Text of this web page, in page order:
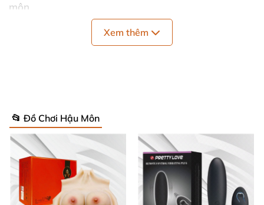
môn
Tính năng: Massage hậu môn, kích thích tuyến tiền
– Đường kính lần lượt: 6cm x 5cm x 7cm
– Chiều dài: 20cm
Trọng lượng: 562 gram
Xem thêm
📂 Đồ Chơi Hậu Môn